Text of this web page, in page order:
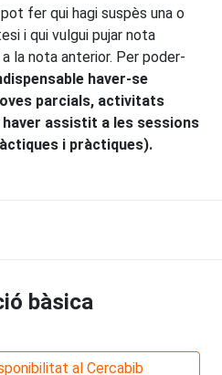
pot fer qui hagi suspès una o
i qui vulgui pujar nota
la nota anterior. Per poder-
haver-se
parcials, activitats
haver assistit a les sessions
i pràctiques).
bàsica
al Cercabib